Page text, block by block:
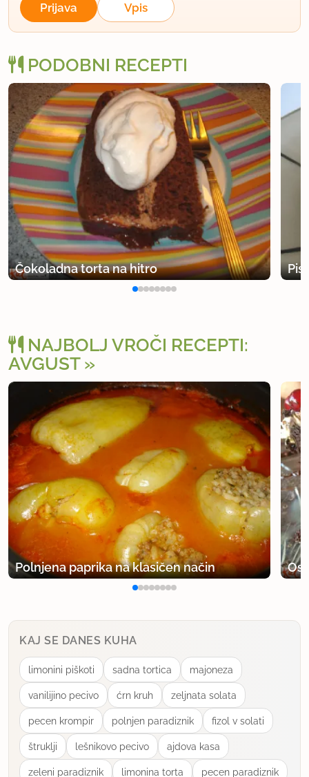
Prijava Vpis
PODOBNI RECEPTI
Čokoladna torta na hitro
NAJBOLJ VROČI RECEPTI:
AVGUST
Polnjena paprika na klasičen način
KAJ SE DANES KUHA
limonini piškoti sadna tortica majoneza
vanilijino pecivo ćrn kruh zeljnata solata
pecen krompir polnjen paradiznik fizol v solati
štruklji lešnikovo pecivo ajdova kasa
zeleni paradiznik limonina torta pecen paradiznik